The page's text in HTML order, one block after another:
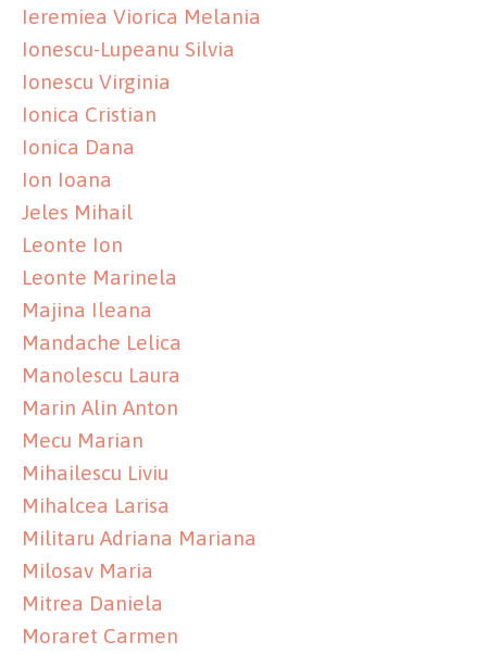
Ieremiea Viorica Melania
Ionescu-Lupeanu Silvia
Ionescu Virginia
Ionica Cristian
Ionica Dana
Ion Ioana
Jeles Mihail
Leonte Ion
Leonte Marinela
Majina Ileana
Mandache Lelica
Manolescu Laura
Marin Alin Anton
Mecu Marian
Mihailescu Liviu
Mihalcea Larisa
Militaru Adriana Mariana
Milosav Maria
Mitrea Daniela
Moraret Carmen